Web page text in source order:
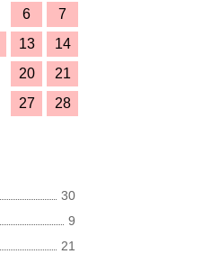
6
7
13
14
20
21
27
28
30
9
21